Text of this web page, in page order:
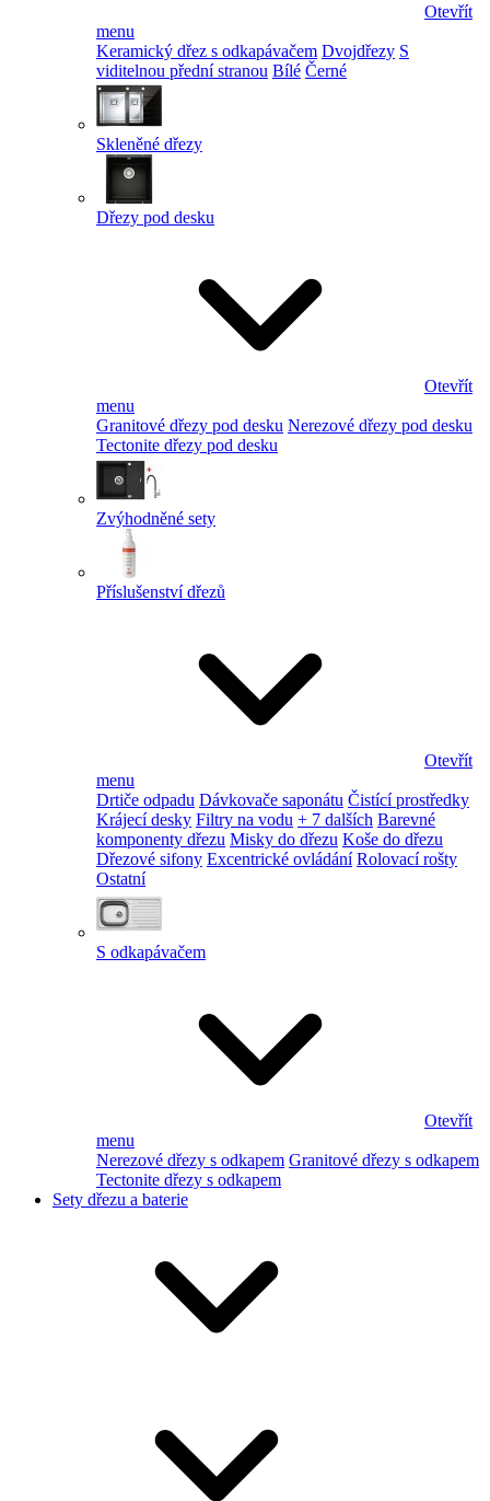
Otevřít
menu
Keramický dřez s odkapávačem Dvojdřezy S
viditelnou přední stranou Bílé Černé
Skleněné dřezy
Dřezy pod desku
Otevřít
menu
Granitové dřezy pod desku Nerezové dřezy pod desku
Tectonite dřezy pod desku
Zvýhodněné sety
Příslušenství dřezů
Otevřít
menu
Drtiče odpadu Dávkovače saponátu Čistící prostředky
Krájecí desky Filtry na vodu + 7 dalších Barevné
komponenty dřezu Misky do dřezu Koše do dřezu
Dřezové sifony Excentrické ovládání Rolovací rošty
Ostatní
S odkapávačem
Otevřít
menu
Nerezové dřezy s odkapem Granitové dřezy s odkapem
Tectonite dřezy s odkapem
Sety dřezu a baterie